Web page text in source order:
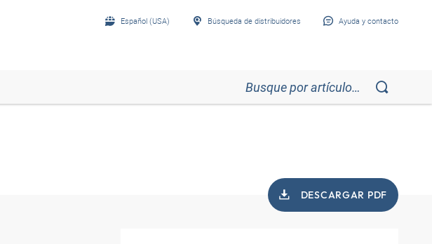
Español (USA) Búsqueda de distribuidores Ayuda y contacto
DESCARGAR PDF